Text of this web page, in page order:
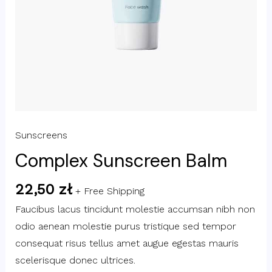
Sunscreens
Complex Sunscreen Balm
22,50 zł + Free Shipping
Faucibus lacus tincidunt molestie accumsan nibh non
odio aenean molestie purus tristique sed tempor
consequat risus tellus amet augue egestas mauris
scelerisque donec ultrices.